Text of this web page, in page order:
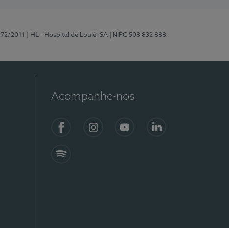
2011 | HL - Hospital de Loulé, SA | NIPC 508 832 888
Acompanhe-nos